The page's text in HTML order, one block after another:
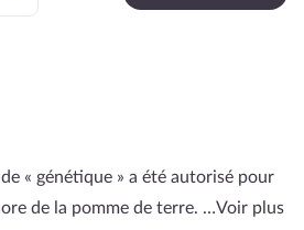
« génétique » a été autorisé pour
de la pomme de terre. …Voir plus